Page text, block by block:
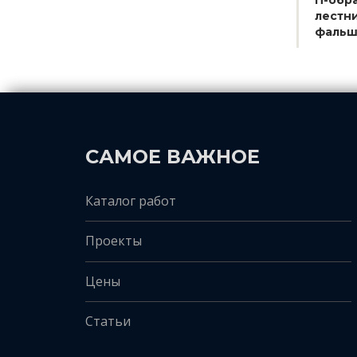
САМОЕ ВАЖНОЕ
Каталог работ
Проекты
Цены
Статьи